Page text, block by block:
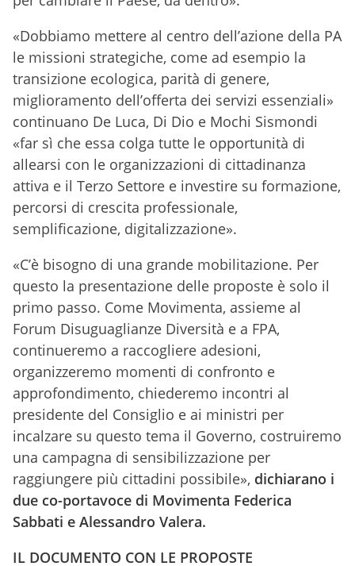
«Dobbiamo mettere al centro dell’azione della PA
le missioni strategiche, come ad esempio la
transizione ecologica, parità di genere,
miglioramento dell’offerta dei servizi essenziali»
continuano De Luca, Di Dio e Mochi Sismondi
«far sì che essa colga tutte le opportunità di
allearsi con le organizzazioni di cittadinanza
attiva e il Terzo Settore e investire su formazione,
percorsi di crescita professionale,
semplificazione, digitalizzazione».
«C’è bisogno di una grande mobilitazione. Per
questo la presentazione delle proposte è solo il
primo passo. Come Movimenta, assieme al
Forum Disuguaglianze Diversità e a FPA,
continueremo a raccogliere adesioni,
organizzeremo momenti di confronto e
approfondimento, chiederemo incontri al
presidente del Consiglio e ai ministri per
incalzare su questo tema il Governo, costruiremo
una campagna di sensibilizzazione per
raggiungere più cittadini possibile», dichiarano i
due co-portavoce di Movimenta Federica
Sabbati e Alessandro Valera.
IL DOCUMENTO CON LE PROPOSTE